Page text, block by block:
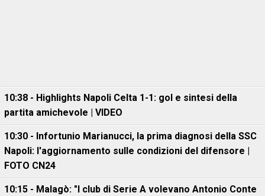
10:38 - Highlights Napoli Celta 1-1: gol e sintesi della
partita amichevole | VIDEO
10:30 - Infortunio Marianucci, la prima diagnosi della SSC
Napoli: l'aggiornamento sulle condizioni del difensore |
FOTO CN24
10:15 - Malagò: "I club di Serie A volevano Antonio Conte